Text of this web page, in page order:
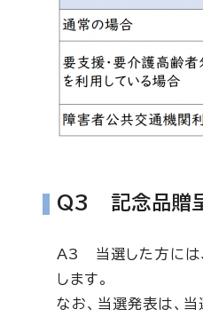
Q3 記念品贈呈
A3 当選した方には
します。
なお、当選発表は、